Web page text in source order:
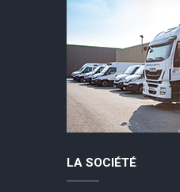
LA SOCIÉTÉ